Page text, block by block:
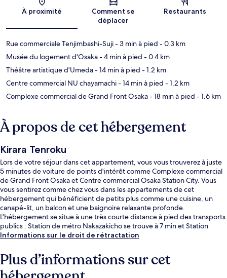
Carte
À proximité
Comment se
déplacer
Restaurants
Rue commerciale Tenjimbashi-Suji- 3 min à pied - 0.3 km
Musée du logement d'Osaka- 4 min à pied - 0.4 km
Théâtre artistique d'Umeda- 14 min à pied - 1.2 km
Centre commercial NU chayamachi- 14 min à pied - 1.2 km
Complexe commercial de Grand Front Osaka- 18 min à pied - 1.6 km
À propos de cet hébergement
Kirara Tenroku
Lors de votre séjour dans cet appartement, vous vous trouverez à juste
5 minutes de voiture de points d'intérêt comme Complexe commercial
de Grand Front Osaka et Centre commercial Osaka Station City. Vous
vous sentirez comme chez vous dans les appartements de cet
hébergement qui bénéficient de petits plus comme une cuisine, un
canapé-lit, un balcon et une baignoire relaxante profonde.
L'hébergement se situe à une très courte distance à pied des transports
publics : Station de métro Nakazakicho se trouve à 7 min et Station
Temma, à 12 min.
Informations sur le droit de rétractation
Plus d’informations sur cet